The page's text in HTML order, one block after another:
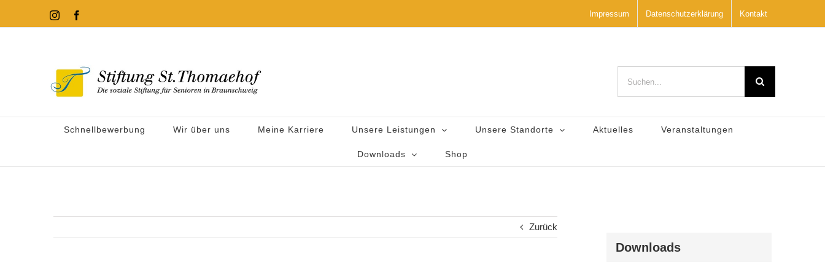
Inhalt
Instagram Impressum Datenschutzerklärung Kontakt
nach:
Schnellbewerbung Wir über uns Meine Karriere Unsere Leistungen Unsere Standorte Aktuelles Veranstaltungen
Downloads Shop
Zurück
Downloads